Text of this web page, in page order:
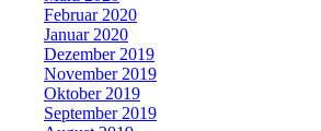
Februar 2020
Januar 2020
Dezember 2019
November 2019
Oktober 2019
September 2019